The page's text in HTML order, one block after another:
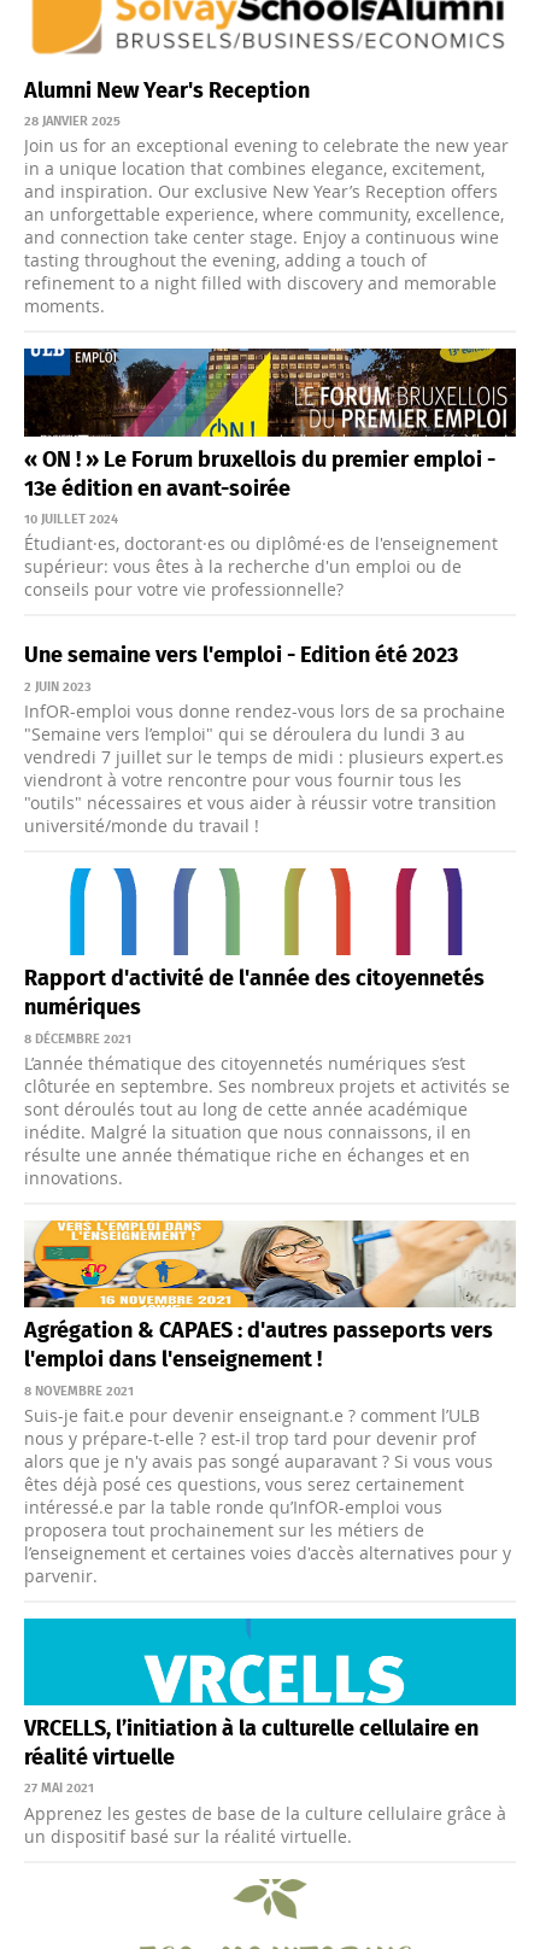
Alumni New Year's Reception
28 JANVIER 2025
Join us for an exceptional evening to celebrate the new year
in a unique location that combines elegance, excitement,
and inspiration. Our exclusive New Year’s Reception offers
an unforgettable experience, where community, excellence,
and connection take center stage. Enjoy a continuous wine
tasting throughout the evening, adding a touch of
refinement to a night filled with discovery and memorable
moments.
« ON ! » Le Forum bruxellois du premier emploi -
13e édition en avant-soirée
10 JUILLET 2024
Étudiant·es, doctorant·es ou diplômé·es de l'enseignement
supérieur: vous êtes à la recherche d'un emploi ou de
conseils pour votre vie professionnelle?
Une semaine vers l'emploi - Edition été 2023
2 JUIN 2023
InfOR-emploi vous donne rendez-vous lors de sa prochaine
"Semaine vers l’emploi" qui se déroulera du lundi 3 au
vendredi 7 juillet sur le temps de midi : plusieurs expert.es
viendront à votre rencontre pour vous fournir tous les
"outils" nécessaires et vous aider à réussir votre transition
université/monde du travail !
Rapport d'activité de l'année des citoyennetés
numériques
8 DÉCEMBRE 2021
L’année thématique des citoyennetés numériques s’est
clôturée en septembre. Ses nombreux projets et activités se
sont déroulés tout au long de cette année académique
inédite. Malgré la situation que nous connaissons, il en
résulte une année thématique riche en échanges et en
innovations.
Agrégation & CAPAES : d'autres passeports vers
l'emploi dans l'enseignement !
8 NOVEMBRE 2021
Suis-je fait.e pour devenir enseignant.e ? comment l’ULB
nous y prépare-t-elle ? est-il trop tard pour devenir prof
alors que je n'y avais pas songé auparavant ? Si vous vous
êtes déjà posé ces questions, vous serez certainement
intéressé.e par la table ronde qu’InfOR-emploi vous
proposera tout prochainement sur les métiers de
l’enseignement et certaines voies d'accès alternatives pour y
parvenir.
VRCELLS, l’initiation à la culturelle cellulaire en
réalité virtuelle
27 MAI 2021
Apprenez les gestes de base de la culture cellulaire grâce à
un dispositif basé sur la réalité virtuelle.